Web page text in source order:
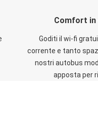
Comfort in
Goditi il wi-fi
corrente e tanto
nostri autobus
apposta per